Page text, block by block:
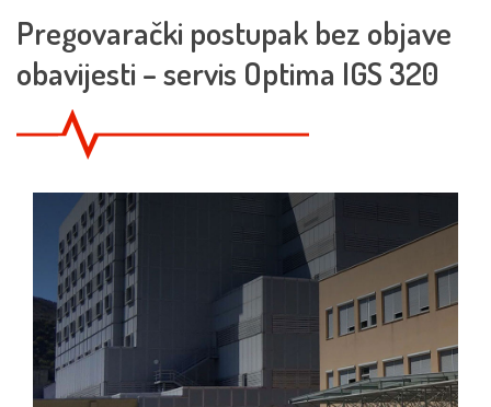
Pregovarački postupak bez objave
obavijesti – servis Optima IGS 320